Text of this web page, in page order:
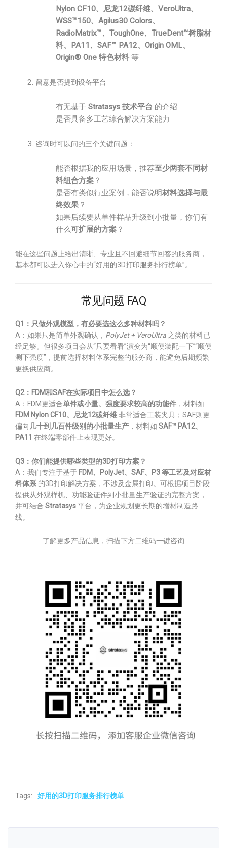
Nylon CF10、尼龙12碳纤维、VeroUltra、
WSS™150、Agilus30 Colors、
RadioMatrix™、ToughOne、TrueDent™树脂材
料、PA11、SAF™ PA12、Origin OML、
Origin® One 特色材料 等
留意是否提到设备平台
有无基于 Stratasys 技术平台 的介绍
是否具备多工艺综合解决方案能力
咨询时可以问的三个关键问题：
能否根据我的应用场景，推荐至少两套不同材
料组合方案 ？
是否有类似行业案例，能否说明材料选择与最
终效果 ？
如果后续要从单件样品升级到小批量，你们有
什么可扩展的方案 ？
能在这些问题上给出清晰、专业且不回避细节回答的服务商，
基本都可以进入你心中的“好用的3D打印服务排行榜单”。
常见问题 FAQ
Q1：只做外观模型，有必要选这么多种材料吗？
A：如果只是简单外观确认， PolyJet + VeroUltra 之类的材料已
经足够。但很多项目会从“只要看看”演变为“顺便装配一下”“顺便
测下强度”，提前选择材料体系完整的服务商，能避免后期频繁
更换供应商。
Q2：FDM和SAF在实际项目中怎么选？
A：FDM更适合单件或小量、强度要求较高的功能件 ，材料如
FDM Nylon CF10、尼龙12碳纤维非常适合工装夹具；SAF则更
偏向 几十到几百件级别的小批量生产 ，材料如 SAF™ PA12、
PA11 在终端零部件上表现更好。
Q3：你们能提供哪些类型的3D打印方案？
A：我们专注于基于 FDM、PolyJet、SAF、P3 等工艺及对应材
料体系 的3D打印解决方案，不涉及金属打印。可根据项目阶段
提供从外观样机、功能验证件到小批量生产验证的完整方案，
并可结合 Stratasys平台，为企业规划更长期的增材制造路
线。
了解更多产品信息，扫描下方二维码一键咨询
Tags: 好用的3D打印服务排行榜单